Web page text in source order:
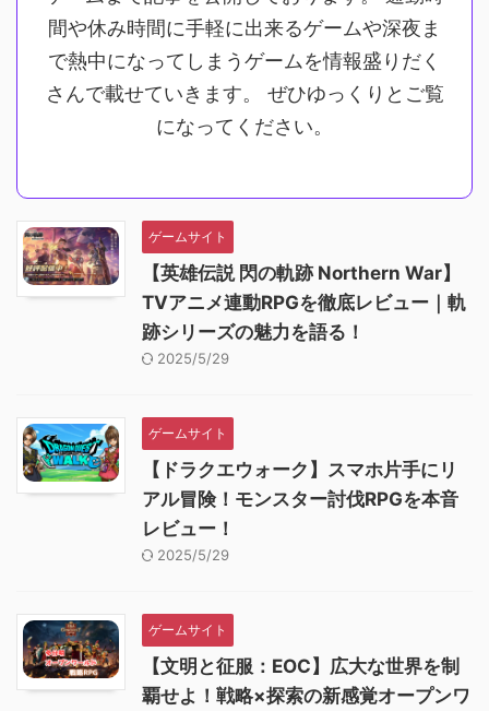
間や休み時間に手軽に出来るゲームや深夜ま
で熱中になってしまうゲームを情報盛りだく
さんで載せていきます。 ぜひゆっくりとご覧
になってください。
ゲームサイト
【英雄伝説 閃の軌跡 Northern War】
TVアニメ連動RPGを徹底レビュー｜軌
跡シリーズの魅力を語る！
2025/5/29
ゲームサイト
【ドラクエウォーク】スマホ片手にリ
アル冒険！モンスター討伐RPGを本音
レビュー！
2025/5/29
ゲームサイト
【文明と征服：EOC】広大な世界を制
覇せよ！戦略×探索の新感覚オープンワ